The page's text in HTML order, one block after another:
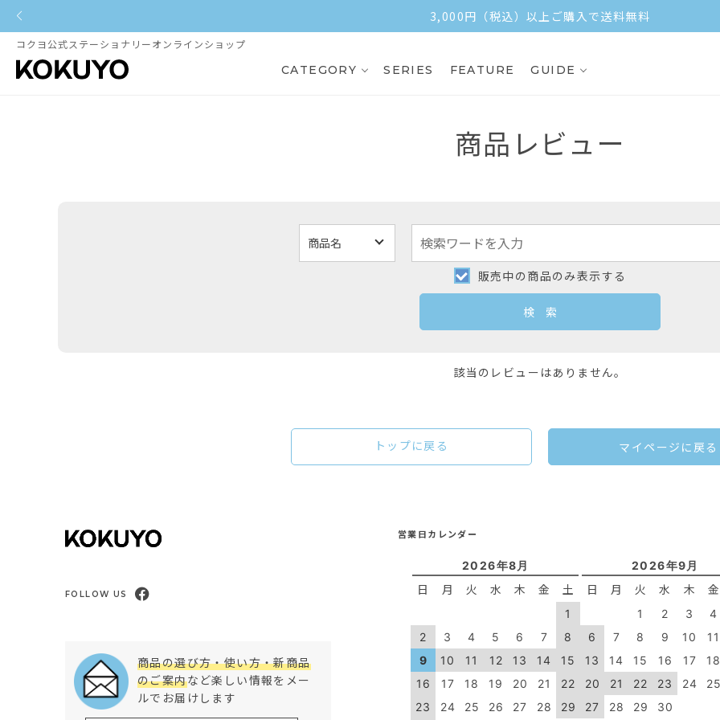
3,000円（税込）以上ご購入で送料無料
コクヨ公式ステーショナリーオンラインショップ
CATEGORY SERIES FEATURE GUIDE
商品レビュー
販売中の商品のみ表示する
該当のレビューはありません。
マイページに戻る
トップに戻る
FOLLOW US
商品の選び方・使い方・新商品
のご案内など楽しい情報をメー
ルでお届けします
営業日カレンダー
2026年8月
日 月 火 水 木 金 土
1
2
3 4 5 6 7
8
9
10 11 12 13 14
15
16
17 18 19 20 21
22
23
24 25 26 27 28 29
2026年9月
日 月 火 水 木 金
1 2 3
4
6
7 8 9 10
11
13
14 15 16 17
20
21 22 23 24
27
28 29 30